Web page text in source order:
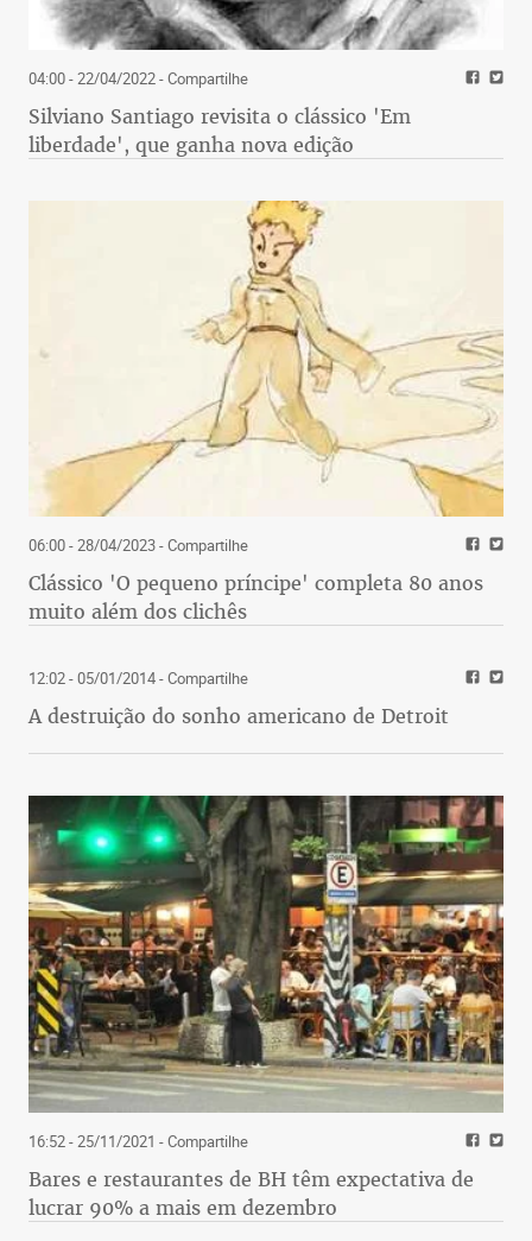
04:00 - 22/04/2022- Compartilhe
Silviano Santiago revisita o clássico 'Em
liberdade', que ganha nova edição
06:00 - 28/04/2023- Compartilhe
Clássico 'O pequeno príncipe' completa 80 anos
muito além dos clichês
12:02 - 05/01/2014- Compartilhe
A destruição do sonho americano de Detroit
16:52 - 25/11/2021 - Compartilhe
Bares e restaurantes de BH têm expectativa de
lucrar 90% a mais em dezembro